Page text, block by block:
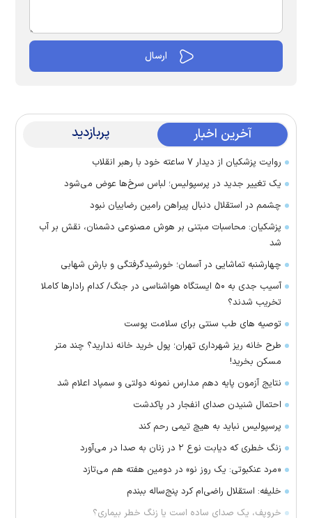
آخرین اخبار پربازدید
روایت پزشکیان از دیدار ۷ ساعته خود با رهبر انقلاب
یک تغییر جدید در پرسپولیس؛ لباس سرخ‌ها عوض می‌شود
چشمم در استقلال دنبال پیراهن رامین رضاییان نبود
پزشکیان: محاسبات مبتنی بر هوش مصنوعی دشمنان، نقش بر آب
شد
چهارشنبه تماشایی در آسمان؛ خورشیدگرفتگی و بارش شهابی
آسیب جدی به ۵۰ ایستگاه هواشناسی در جنگ/ کدام رادار‌ها کاملا
تخریب شدند؟
توصیه های طب سنتی برای سلامت پوست
طرح خانه ریز شهرداری تهران؛ پول خرید خانه ندارید؟ چند متر
مسکن بخرید!
نتایج آزمون پایه دهم مدارس نمونه دولتی و سمپاد اعلام شد
احتمال شنیدن صدای انفجار در پاکدشت
پرسپولیس نباید به هیچ تیمی رحم کند
زنگ خطری که دیابت نوع ۲ در زنان به صدا در می‌آورد
«مرد عنکبوتی: یک روز نو» در دومین هفته هم می‌تازد
خلیفه: استقلال راضی‌ام کرد پنج‌ساله ببندم
خروپف، یک صدای ساده است یا زنگ خطر بیماری؟